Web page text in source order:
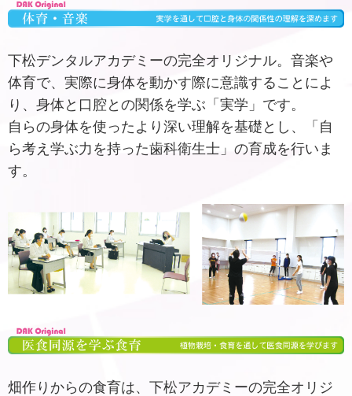
下松デンタルアカデミーの完全オリジナル。音楽や
体育で、実際に身体を動かす際に意識することによ
り、身体と口腔との関係を学ぶ「実学」です。
自らの身体を使ったより深い理解を基礎とし、「自
ら考え学ぶ力を持った歯科衛生士」の育成を行いま
す。
畑作りからの食育は、下松アカデミーの完全オリジ